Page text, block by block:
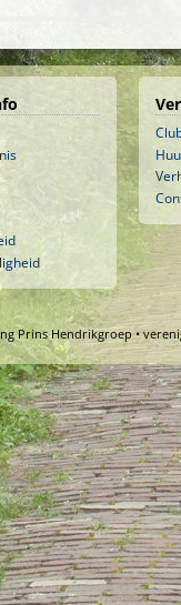
Prins Hendrikgroep •